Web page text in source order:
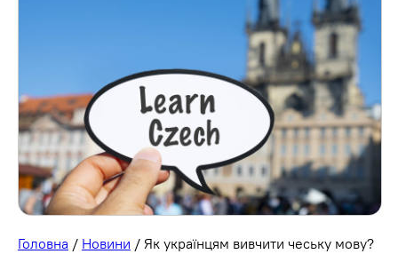
Головна / Новини / Як українцям вивчити чеську мову?